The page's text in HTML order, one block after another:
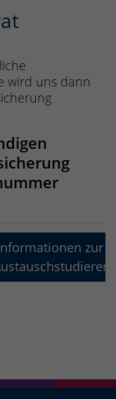
wird uns dann
zur